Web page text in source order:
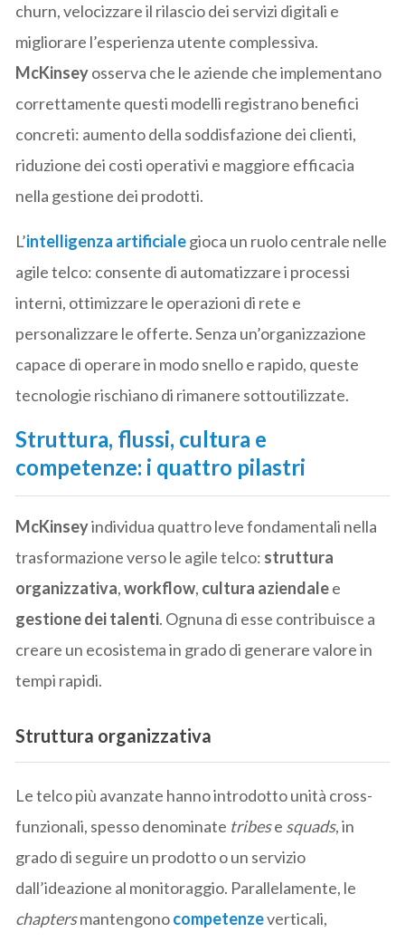
churn, velocizzare il rilascio dei servizi digitali e
migliorare l’esperienza utente complessiva.
McKinseyosserva che le aziende che implementano
correttamente questi modelli registrano benefici
concreti: aumento della soddisfazione dei clienti,
riduzione dei costi operativi e maggiore efficacia
nella gestione dei prodotti.
L’intelligenza artificialegioca un ruolo centrale nelle
agile telco: consente di automatizzare i processi
interni, ottimizzare le operazioni di rete e
personalizzare le offerte. Senza un’organizzazione
capace di operare in modo snello e rapido, queste
tecnologie rischiano di rimanere sottoutilizzate.
Struttura, flussi, cultura e
competenze: i quattro pilastri
McKinseyindividua quattro leve fondamentali nella
trasformazione verso le agile telco: struttura
organizzativa,workflow, cultura aziendalee
gestione dei talenti. Ognuna di esse contribuisce a
creare un ecosistema in grado di generare valore in
tempi rapidi.
Struttura organizzativa
Le telco più avanzate hanno introdotto unità cross-
funzionali, spesso denominate tribese squads, in
grado di seguire un prodotto o un servizio
dall’ideazione al monitoraggio. Parallelamente, le
chaptersmantengonocompetenzeverticali,